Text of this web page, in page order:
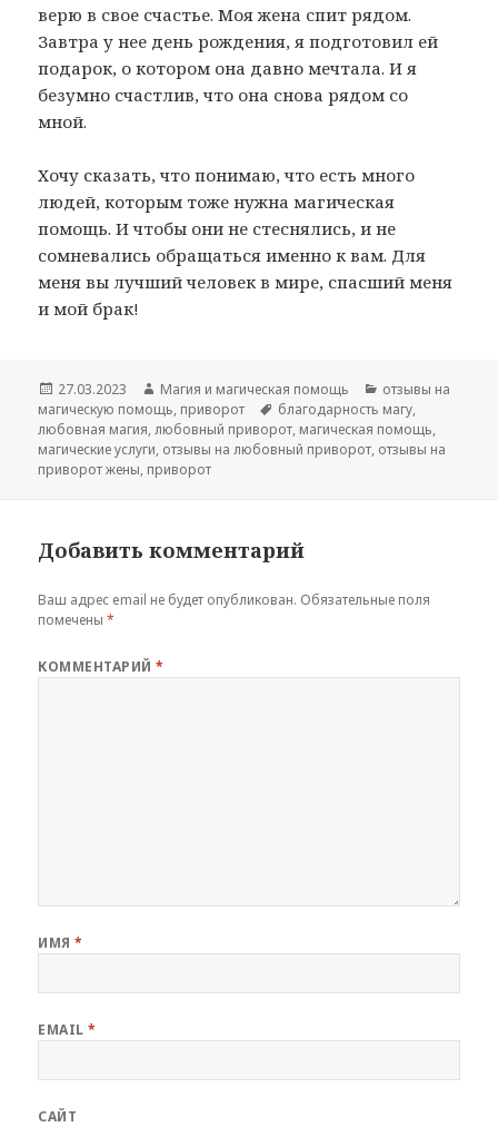
верю в свое счастье. Моя жена спит рядом.
Завтра у нее день рождения, я подготовил ей
подарок, о котором она давно мечтала. И я
безумно счастлив, что она снова рядом со
мной.
Хочу сказать, что понимаю, что есть много
людей, которым тоже нужна магическая
помощь. И чтобы они не стеснялись, и не
сомневались обращаться именно к вам. Для
меня вы лучший человек в мире, спасший меня
и мой брак!
Опубликовано
27.03.2023 Автор
Магия и магическая помощь Рубрики
отзывы на
магическую помощь, приворот Метки
благодарность магу,
любовная магия,любовный приворот, магическая помощь,
магические услуги, отзывы на любовный приворот, отзывы на
приворот жены, приворот
Добавить комментарий
Ваш адрес email не будет опубликован. Обязательные поля
помечены*
КОММЕНТАРИЙ*
ИМЯ*
EMAIL*
САЙТ